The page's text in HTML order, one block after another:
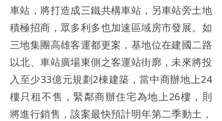
車站，將打造成三鐵共構車站，另車站旁土地
積極招商，眾多利多也加速區域房市發展。如
三地集團高雄客運都更案，基地位在建國二路
以北、車站廣場東側之客運站街廓，未來將投
入至少33億元規劃2棟建築，當中商辦地上24
樓只租不售，緊鄰商辦住宅為地上26樓，則
將進行銷售，該案最快預計明年第二季動土，